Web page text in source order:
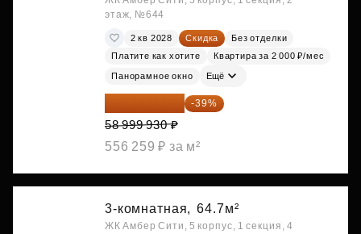
этаж, №644
2 кв 2028 Скидка
Без отделки
Платите как хотите
Квартира за 2 000 ₽/мес
Панорамное окно Ещё
35 989 957 ₽ -39%
58 999 930 ₽
556 259 ₽ за м²
3-комнатная, 64.7м²
ЖК Амбер Сити, 5 корпус, 1 секция, 4